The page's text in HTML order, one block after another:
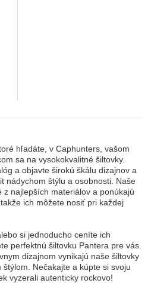
hľadáte, v Caphunters, vašom
sa na vysokokvalitné šiltovky.
a objavte širokú škálu dizajnov a
nádychom štýlu a osobnosti. Naše
z najlepších materiálov a ponúkajú
ich môžete nosiť pri každej
si jednoducho ceníte ich
perfektnú šiltovku Pantera pre vás.
dizajnom vynikajú naše šiltovky
Nečakajte a kúpte si svoju
vyzerali autenticky rockovo!